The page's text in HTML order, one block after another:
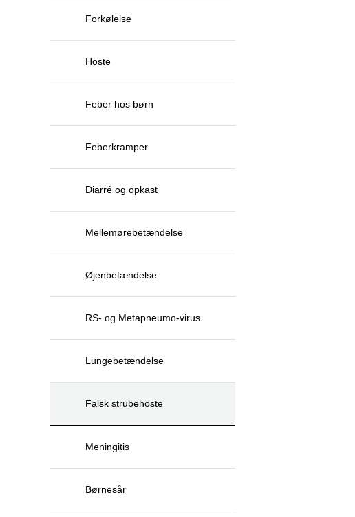
Forkølelse
Hoste
Feber hos børn
Feberkramper
Diarré og opkast
Mellemørebetændelse
Øjenbetændelse
RS- og Metapneumo-virus
Lungebetændelse
Falsk strubehoste
Meningitis
Børnesår